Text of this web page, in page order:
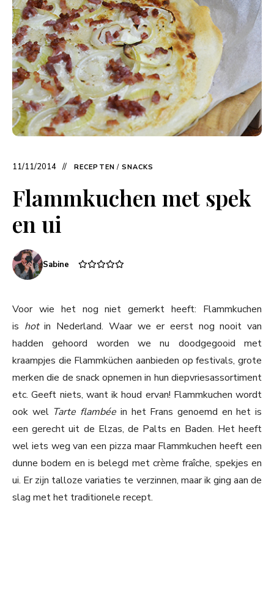
11/11/2014 RECEPTEN / SNACKS
Flammkuchen met spek
en ui
Sabine
Voor wie het nog niet gemerkt heeft: Flammkuchen
is hotin Nederland. Waar we er eerst nog nooit van
hadden gehoord worden we nu doodgegooid met
kraampjes die Flammküchen aanbieden op festivals, grote
merken die de snack opnemen in hun diepvriesassortiment
etc. Geeft niets, want ik houd ervan! Flammkuchen wordt
ook wel Tarte flambée in het Frans genoemd en het is
een gerecht uit de Elzas, de Palts en Baden. Het heeft
wel iets weg van een pizza maar Flammkuchen heeft een
dunne bodem en is belegd met crème fraîche, spekjes en
ui. Er zijn talloze variaties te verzinnen, maar ik ging aan de
slag met het traditionele recept.